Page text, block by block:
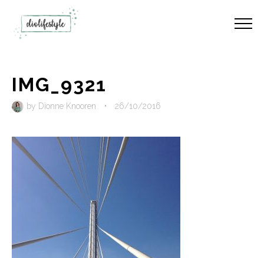
IMG_9321
by Dionne Knooren • 26/10/2016